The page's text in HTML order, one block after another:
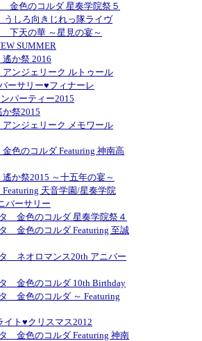
金色のコルダ 星奏学院祭５
しろ向きじれっ隊ライヴ
下天の華 ～星見の宴～
SUMMER
か祭 2016
ンジェリーク ルトゥール
ーサリー♥フィナーレ
パーティー2015
祭2015
ンジェリーク メモワール
色のコルダ Featuring 神南高
か祭2015 ～十五年の宴～
天音学園/星奏学院
バーサリー
金色のコルダ 星奏学院祭４
金色のコルダ Featuring 至誠
ネオロマンス20th アニバー
金色のコルダ 10th Birthday
金色のコルダ ～ Featuring
ト♥クリスマス2012
金色のコルダ Featuring 神南